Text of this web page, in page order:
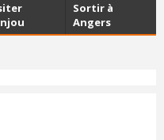
Sortir à
Angers